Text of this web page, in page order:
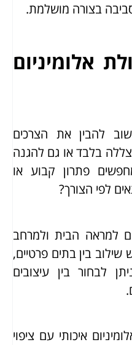
בצורה מושלמת.
אלומיניום
להבין את הצרכים
בלבד או גם להגנה
פתרון קבוע או
לפי הצורך?
למראה הבית ולמרחב
בין בתים פרטיים,
לבחור בין עיצובים
איכותי עם ציפוי